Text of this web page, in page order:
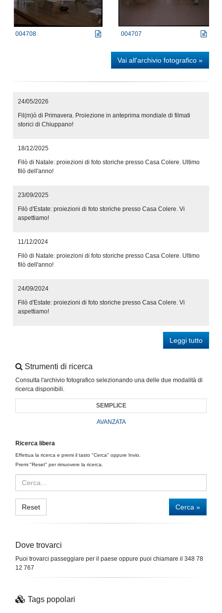
004708 004707
Vai all'archivio fotografico »
24/05/2026
Fil(m)ò di Primavera. Proiezione in anteprima mondiale di filmati
storici di Chiuppano!
18/12/2025
Filò di Natale: proiezioni di foto storiche presso Casa Colere. Ultimo
filò dell'anno!
23/09/2025
Filò d'Estate: proiezioni di foto storiche presso Casa Colere. Vi
aspettiamo!
11/12/2024
Filò di Natale: proiezioni di foto storiche presso Casa Colere. Ultimo
filò dell'anno!
24/09/2024
Filò d'Estate: proiezioni di foto storiche presso Casa Colere. Vi
aspettiamo!
Leggi tutto
Strumenti di ricerca
Consulta l'archivio fotografico selezionando una delle due modalità di
ricerca disponibili.
SEMPLICE
AVANZATA
Ricerca libera
Effettua la ricerca e premi il tasto "Cerca" oppure Invio.
Premi "Reset" per rimuovere la ricerca.
Reset Cerca »
Dove trovarci
Puoi trovarci passeggiare per il paese oppure puoi chiamare il 348 78
12 767
Tags popolari